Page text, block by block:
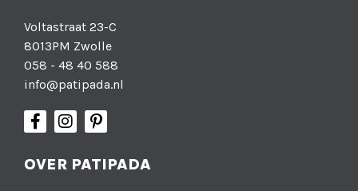
Voltastraat 23-C
8013PM Zwolle
058 - 48 40 588
info@patipada.nl
OVER PATIPADA